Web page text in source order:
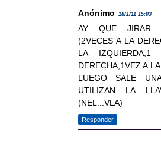
Anónimo 18/1/11 15:03
AY QUE JIRAR
(2VECES A LA
LA
DERECHA,1VEZ A
LUEGO SALE
UTILIZAN LA
(NEL...VLA)
Responder